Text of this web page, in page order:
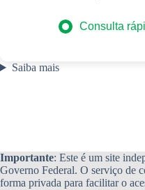
Consulta
Saiba mais
Importante: Este é um site
Governo Federal. O serviço de
forma privada para facilitar o